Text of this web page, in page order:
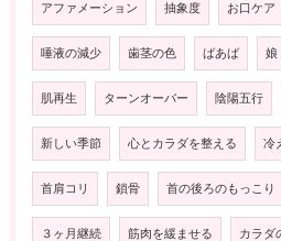
アファメーション 抽象度 お口ケア
唾液の減少 歯茎の色 ばあば 娘
肌再生 ターンオーバー 陰陽五行
新しい季節 心とカラダを整える 冷
首肩コリ 鎖骨 首の後ろのもっこり
３ヶ月継続 筋肉を緩ませる カラダ